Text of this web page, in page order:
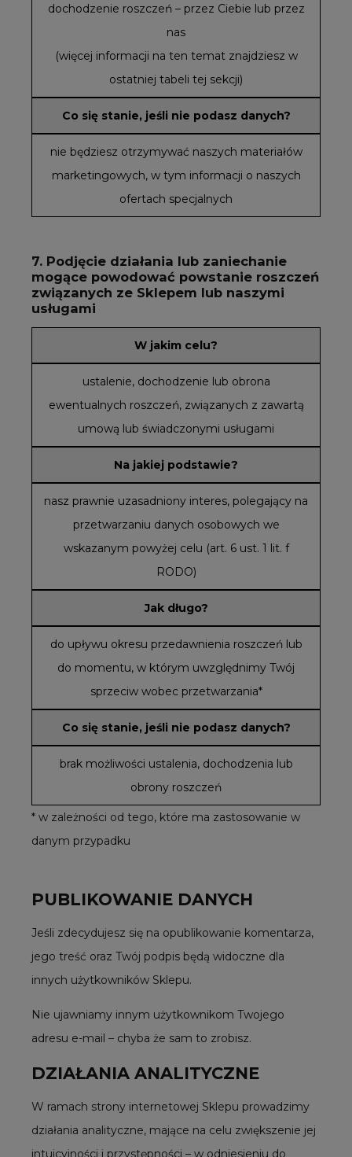
dochodzenie roszczeń – przez Ciebie lub przez
nas
(więcej informacji na ten temat znajdziesz w
ostatniej tabeli tej sekcji)
Co się stanie, jeśli nie podasz danych?
nie będziesz otrzymywać naszych materiałów
marketingowych, w tym informacji o naszych
ofertach specjalnych
7. Podjęcie działania lub zaniechanie
mogące powodować powstanie roszczeń
związanych ze Sklepem lub naszymi
usługami
W jakim celu?
ustalenie, dochodzenie lub obrona
ewentualnych roszczeń, związanych z zawartą
umową lub świadczonymi usługami
Na jakiej podstawie?
nasz prawnie uzasadniony interes, polegający na
przetwarzaniu danych osobowych we
wskazanym powyżej celu (art. 6 ust. 1 lit. f
RODO)
Jak długo?
do upływu okresu przedawnienia roszczeń lub
do momentu, w którym uwzględnimy Twój
sprzeciw wobec przetwarzania*
Co się stanie, jeśli nie podasz danych?
brak możliwości ustalenia, dochodzenia lub
obrony roszczeń
* w zależności od tego, które ma zastosowanie w
danym przypadku
PUBLIKOWANIE DANYCH
Jeśli zdecydujesz się na opublikowanie komentarza,
jego treść oraz Twój podpis będą widoczne dla
innych użytkowników Sklepu.
Nie ujawniamy innym użytkownikom Twojego
adresu e-mail – chyba że sam to zrobisz.
DZIAŁANIA ANALITYCZNE
W ramach strony internetowej Sklepu prowadzimy
działania analityczne, mające na celu zwiększenie jej
intuicyjności i przystępności – w odniesieniu do